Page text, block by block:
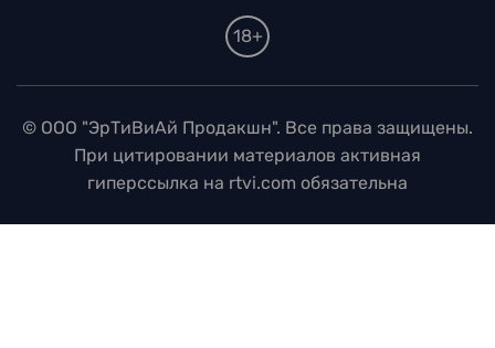
18+
© ООО "ЭрТиВиАй Продакшн". Все права защищены.
При цитировании материалов активная
гиперссылка на rtvi.com обязательна